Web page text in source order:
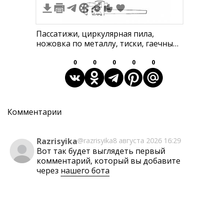
Пассатижи, циркулярная пила,
ножовка по металлу, тиски, гаечный
0 0 0 0 0
Комментарии
Razrisyika@razrisyika8 августа 2026 16:29
Вот так будет выглядеть первый
комментарий, который вы добавите
через нашего бота